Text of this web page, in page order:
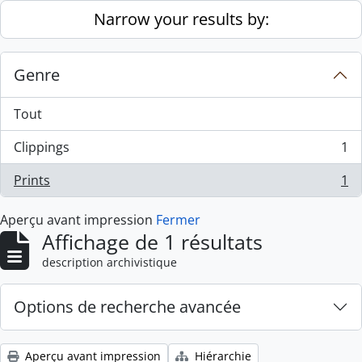
Skip to main contentNarrow your results by:
Genre
Tout
Clippings
, 1 résultats
1
Prints
, 1 résultats 1
Aperçu avant impression Fermer
Affichage de 1 résultats
description archivistique
Options de recherche avancée
Aperçu avant impression Hiérarchie